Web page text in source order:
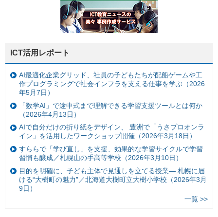
ICT活用レポート
AI最適化企業グリッド、社員の子どもたちが配船ゲームや工
作プログラミングで社会インフラを支える仕事を学ぶ（2026
年5月7日）
「数学AI」で途中式まで理解できる学習支援ツールとは何か
（2026年4月13日）
AIで自分だけの折り紙をデザイン、 豊洲で「うさプロオンラ
イン」を活用したワークショップ開催（2026年3月18日）
すららで「学び直し」を支援、効果的な学習サイクルで学習
習慣も醸成／札幌山の手高等学校（2026年3月10日）
目的を明確に、子ども主体で見通しを立てる授業— 札幌に届
ける“大樹町の魅力”／北海道大樹町立大樹小学校（2026年3月
9日）
一覧 >>